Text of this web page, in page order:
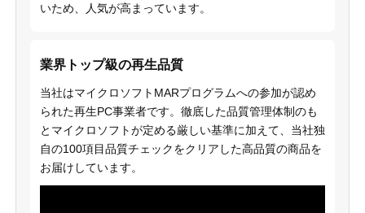
いため、人気が高まっています。
業界トップ級の再生品質
当社はマイクロソフトMARプログラムへの参加が認め
られた再生PC事業者です。徹底した品質管理体制のも
とマイクロソフトが定める厳しい基準に加えて、当社独
自の100項目品質チェックをクリアした高品質の商品を
お届けしています。